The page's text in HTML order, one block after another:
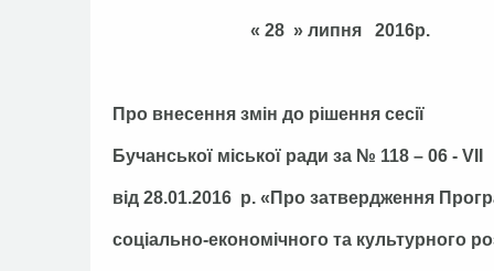
« 28 » липня
Про внесення змін до рішення сесії
Бучанської міської ради за № 118 – 06 - VIІ
від 28.01.2016 р. «Про затвердження
соціально-економічного та культурного